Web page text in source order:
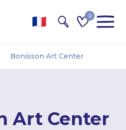
0
Bonisson Art Center
Art Center